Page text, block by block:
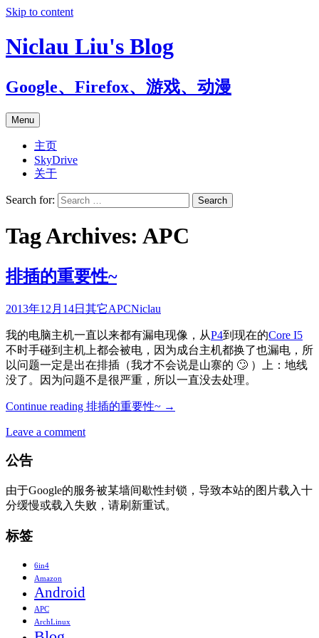
Skip to content
Niclau Liu's Blog
Google、Firefox、游戏、动漫
Menu
主页
SkyDrive
关于
Search for:
Tag Archives: APC
排插的重要性~
2013年12月14日 其它APCNiclau
我的电脑主机一直以来都有漏电现像，从P4到现在的Core I5
不时手碰到主机上都会被电，因为成台主机都换了也漏电，所
以问题一定是出在排插（我才不会说是山寨的 🙄 ）上：地线
没了。因为问题不是很严重，所以一直没去处理。
Continue reading 排插的重要性~ →
Leave a comment
公告
由于Google的服务被某墙间歇性封锁，导致本站的图片载入十
分缓慢或载入失败，请刷新重试。
标签
6in4
Amazon
Android
APC
ArchLinux